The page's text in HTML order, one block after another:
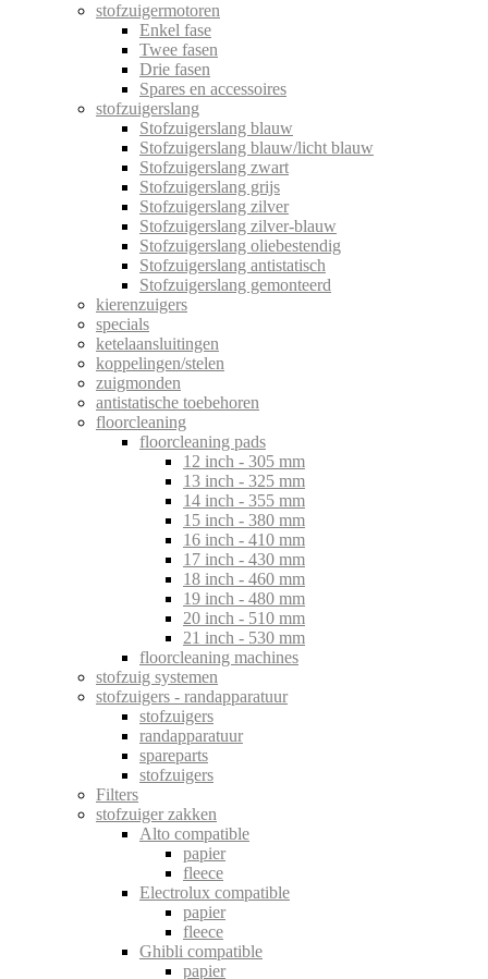
stofzuigermotoren
Enkel fase
Twee fasen
Drie fasen
Spares en accessoires
stofzuigerslang
Stofzuigerslang blauw
Stofzuigerslang blauw/licht blauw
Stofzuigerslang zwart
Stofzuigerslang grijs
Stofzuigerslang zilver
Stofzuigerslang zilver-blauw
Stofzuigerslang oliebestendig
Stofzuigerslang antistatisch
Stofzuigerslang gemonteerd
kierenzuigers
specials
ketelaansluitingen
koppelingen/stelen
zuigmonden
antistatische toebehoren
floorcleaning
floorcleaning pads
12 inch - 305 mm
13 inch - 325 mm
14 inch - 355 mm
15 inch - 380 mm
16 inch - 410 mm
17 inch - 430 mm
18 inch - 460 mm
19 inch - 480 mm
20 inch - 510 mm
21 inch - 530 mm
floorcleaning machines
stofzuig systemen
stofzuigers - randapparatuur
stofzuigers
randapparatuur
spareparts
stofzuigers
Filters
stofzuiger zakken
Alto compatible
papier
fleece
Electrolux compatible
papier
fleece
Ghibli compatible
papier